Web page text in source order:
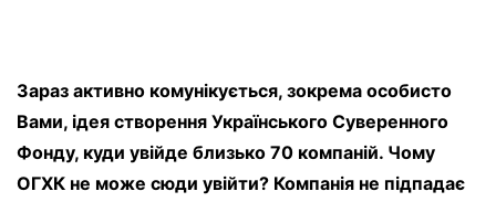
Зараз активно комунікується, зокрема особисто
Вами, ідея створення Українського Суверенного
Фонду, куди увійде близько 70 компаній. Чому
ОГХК не може сюди увійти? Компанія не підпадає